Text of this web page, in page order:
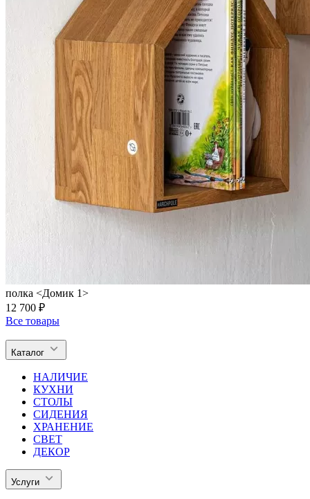
полка <Домик 1>
12 700 ₽
Все товары
Каталог
НАЛИЧИЕ
КУХНИ
СТОЛЫ
СИДЕНИЯ
ХРАНЕНИЕ
СВЕТ
ДЕКОР
Услуги